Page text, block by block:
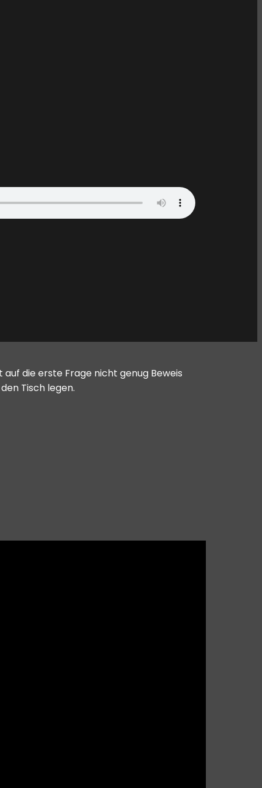
die erste Frage nicht genug Beweis
Tisch legen.